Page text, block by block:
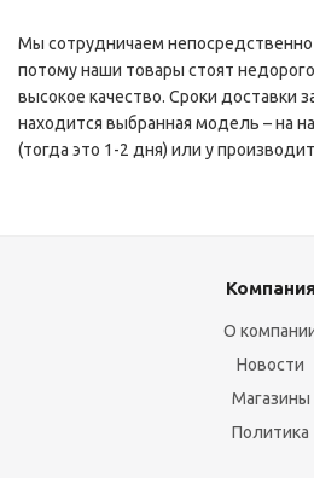
Мы сотрудничаем
потому наши товары стоят
высокое качество. Сроки доставки
находится выбранная модель – на
(тогда это 1-2 дня) или у
Компания
О
Новости
Магазины
Политика